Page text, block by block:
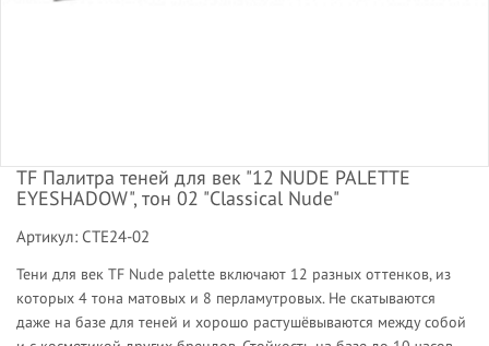
TF Палитра теней для век "12 NUDE PALETTE
EYESHADOW", тон 02 "Classical Nude"
Артикул: CTE24-02
Тени для век TF Nude palette включают 12 разных оттенков, из
которых 4 тона матовых и 8 перламутровых. Не скатываются
даже на базе для теней и хорошо растушёвываются между собой